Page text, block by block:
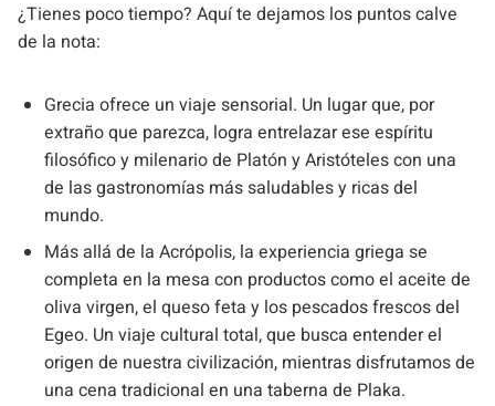
¿Tienes poco tiempo? Aquí te dejamos los puntos calve
de la nota:
Grecia ofrece un viaje sensorial. Un lugar que, por
extraño que parezca, logra entrelazar ese espíritu
filosófico y milenario de Platón y Aristóteles con una
de las gastronomías más saludables y ricas del
mundo.
Más allá de la Acrópolis, la experiencia griega se
completa en la mesa con productos como el aceite de
oliva virgen, el queso feta y los pescados frescos del
Egeo. Un viaje cultural total, que busca entender el
origen de nuestra civilización, mientras disfrutamos de
una cena tradicional en una taberna de Plaka.